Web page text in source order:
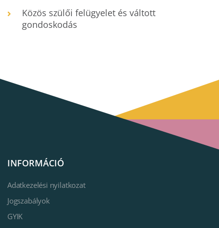
Közös szülői felügyelet és váltott
gondoskodás
INFORMÁCIÓ
Adatkezelési nyilatkozat
Jogszabályok
GYIK